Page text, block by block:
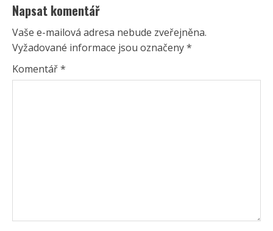
Napsat komentář
Vaše e-mailová adresa nebude zveřejněna.
Vyžadované informace jsou označeny*
Komentář*